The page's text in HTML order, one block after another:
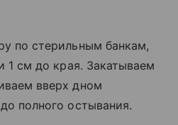
по стерильным банкам,
1 см до края. Закатываем
вверх дном
полного остывания.